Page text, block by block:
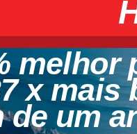
melhor
x mais
de um